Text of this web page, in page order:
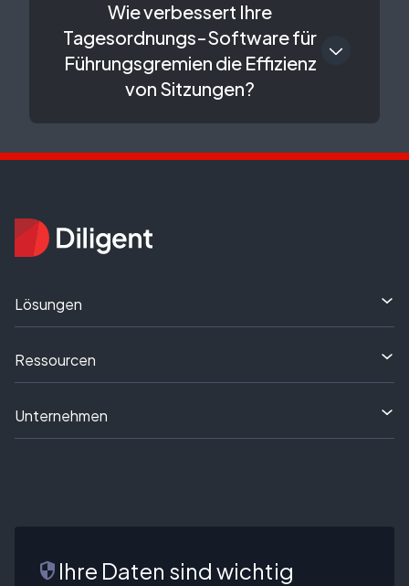
Wie verbessert Ihre
Tagesordnungs-Software für
Führungsgremien die Effizienz
von Sitzungen?
Lösungen
Ressourcen
Unternehmen
security Ihre Daten sind wichtig